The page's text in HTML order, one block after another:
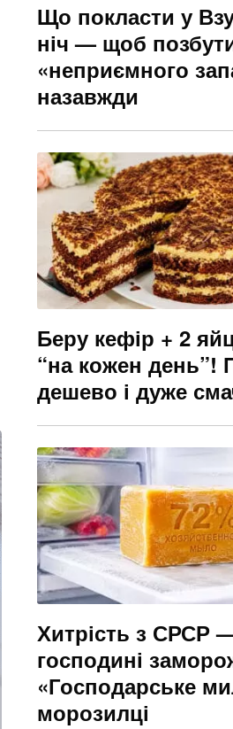
Що покласти у
ніч — щоб
«неприємного
назавжди
Беру кефір + 2
“на кожен день”!
дешево і дуже
Хитрість з СРСР
господині
«Господарське
морозилці